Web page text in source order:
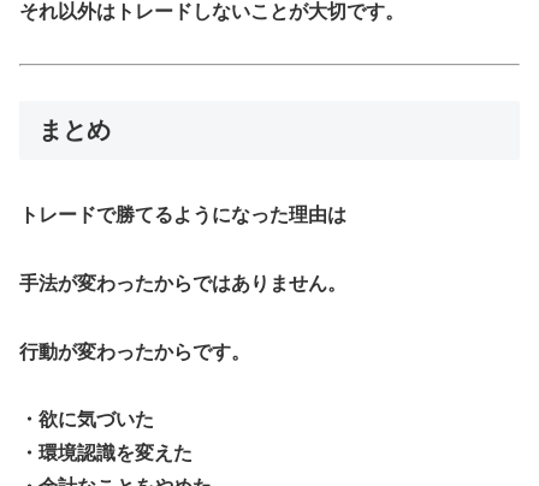
それ以外はトレードしないことが大切です。
まとめ
トレードで勝てるようになった理由は
手法が変わったからではありません。
行動が変わったからです。
・欲に気づいた
・環境認識を変えた